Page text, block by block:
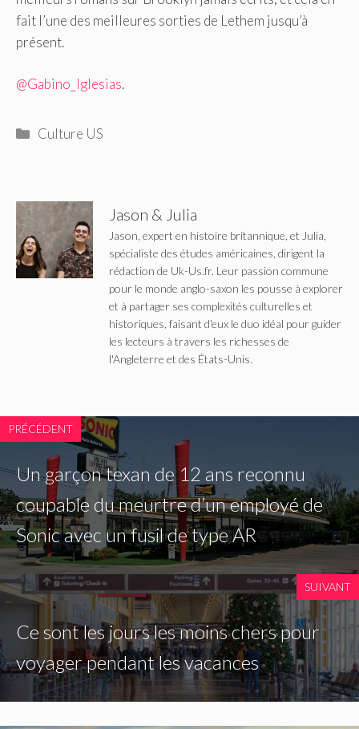
fait l’une des meilleures sorties de Lethem jusqu’à
présent.
@Gabino_Iglesias.
Catégories
Culture US
Jason & Julia
Jason, expert en histoire britannique, et Julia,
spécialiste des études américaines, dirigent la
rédaction de Uk-Us.fr. Leur passion commune
pour le monde anglo-saxon les pousse à explorer
et à partager ses complexités culturelles et
historiques, faisant d'eux le duo idéal pour guider
les lecteurs à travers les richesses de
l'Angleterre et des États-Unis.
PRÉCÉDENT
Un garçon texan de 12 ans reconnu
coupable du meurtre d’un employé de
Sonic avec un fusil de type AR
SUIVANT
Ce sont les jours les moins chers pour
voyager pendant les vacances